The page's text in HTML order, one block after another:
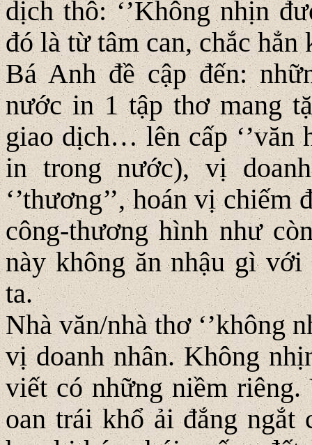
dịch thô: ‘’Không nhịn
đó là từ tâm can, chắc
Bá Anh đề cập đến:
nước in 1 tập thơ mang
giao dịch… lên cấp ‘’văn
in trong nước), vị
‘’thương’’, hoán vị
công-thương hình như
này không ăn nhậu gì với
ta.
Nhà văn/nhà thơ ‘’không
vị doanh nhân. Không
viết có những niềm
oan trái khổ ải đắng ngắt